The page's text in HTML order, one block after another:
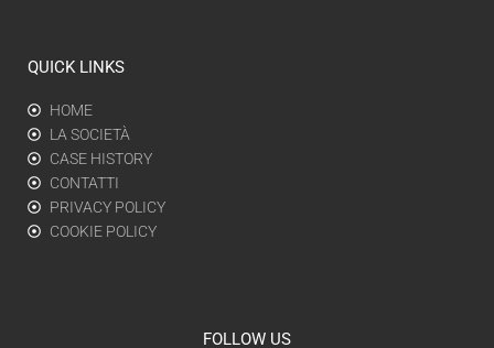
QUICK LINKS
HOME
LA SOCIETÀ
CASE HISTORY
CONTATTI
PRIVACY POLICY
COOKIE POLICY
FOLLOW US